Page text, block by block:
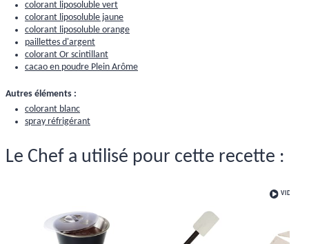
colorant liposoluble vert
colorant liposoluble jaune
colorant liposoluble orange
paillettes d'argent
colorant Or scintillant
cacao en poudre Plein Arôme
Autres éléments :
colorant blanc
spray réfrigérant
Le Chef a utilisé pour cette recette :
VIDÉO